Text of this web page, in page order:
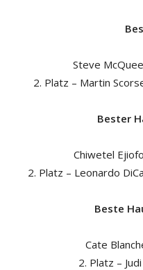
Steve
2. Platz – Martin
Bester
Chiwetel
2. Platz – Leonardo
Beste
Cate
2. Platz –